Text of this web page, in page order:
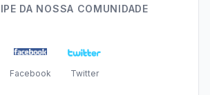
DA NOSSA COMUNIDADE
Facebook Twitter